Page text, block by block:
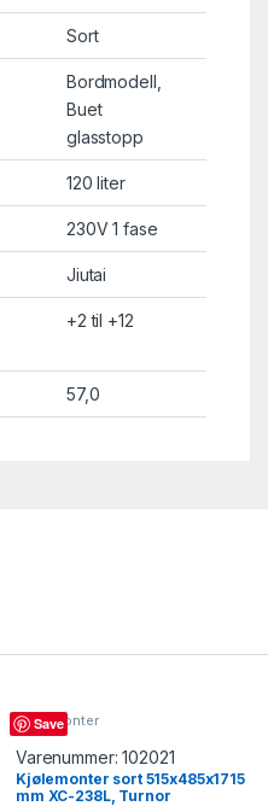
Sort
Bordmodell
Buet
glasstopp
120 liter
230V 1 fase
Jiutai
+2 til +12
57,0
Save
Kjølemonter
Varenummer:102021
Kjølemonter sort 515x485x1715
mm XC-238L, Turnor